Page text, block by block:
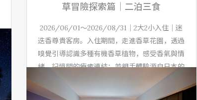
草冒險探索篇｜二泊三食
2026/06/01～2026/08/31｜2大2小入住｜迷
迭香尊貴客房。入住期間，走進香草花園，透過
嗅覺引導認識多種有機香草植物，感受香氣與情
緒、記憶間的療癒連結；並親手體驗源自日本的
「苔球」藝術，以自然苔蘚包覆綠意植栽，感受
簡約靜謐的生活美學，展開一場親子共感的夏日